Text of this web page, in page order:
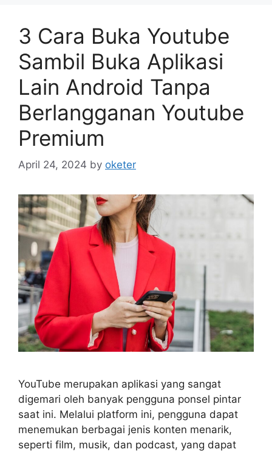
3 Cara Buka Youtube
Sambil Buka Aplikasi
Lain Android Tanpa
Berlangganan Youtube
Premium
April 24, 2024 by oketer
YouTube merupakan aplikasi yang sangat
digemari oleh banyak pengguna ponsel pintar
saat ini. Melalui platform ini, pengguna dapat
menemukan berbagai jenis konten menarik,
seperti film, musik, dan podcast, yang dapat